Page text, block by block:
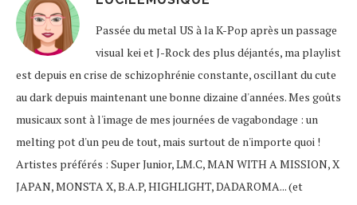
Passée du metal US à la K-Pop après un passage
visual kei et J-Rock des plus déjantés, ma playlist
est depuis en crise de schizophrénie constante, oscillant du cute
au dark depuis maintenant une bonne dizaine d'années. Mes goûts
musicaux sont à l'image de mes journées de vagabondage : un
melting pot d'un peu de tout, mais surtout de n'importe quoi !
Artistes préférés : Super Junior, LM.C, MAN WITH A MISSION, X
JAPAN, MONSTA X, B.A.P, HIGHLIGHT, DADAROMA... (et